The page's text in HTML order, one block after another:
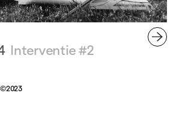
Interventie #2
©2023